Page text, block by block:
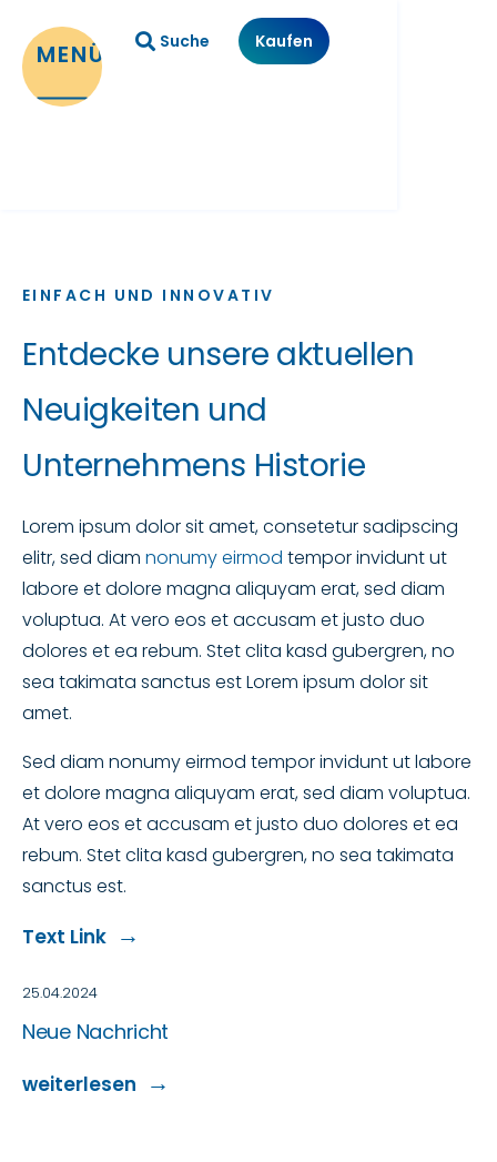
MENÜ Suche Kaufen
EINFACH UND INNOVATIV
Entdecke unsere aktuellen
Neuigkeiten und
Unternehmens Historie
Lorem ipsum dolor sit amet, consetetur sadipscing
elitr, sed diam nonumy eirmod tempor invidunt ut
labore et dolore magna aliquyam erat, sed diam
voluptua. At vero eos et accusam et justo duo
dolores et ea rebum. Stet clita kasd gubergren, no
sea takimata sanctus est Lorem ipsum dolor sit
amet.
Sed diam nonumy eirmod tempor invidunt ut labore
et dolore magna aliquyam erat, sed diam voluptua.
At vero eos et accusam et justo duo dolores et ea
rebum. Stet clita kasd gubergren, no sea takimata
sanctus est.
Text Link
25.04.2024
Neue Nachricht
weiterlesen